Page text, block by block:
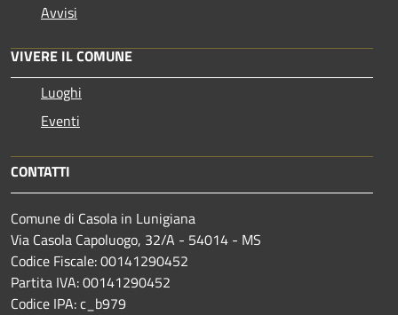
Avvisi
VIVERE IL COMUNE
Luoghi
Eventi
CONTATTI
Comune di Casola in Lunigiana
Via Casola Capoluogo, 32/A - 54014 - MS
Codice Fiscale: 00141290452
Partita IVA: 00141290452
Codice IPA: c_b979